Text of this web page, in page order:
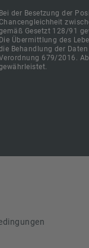
Bei der Besetzung der
Chancengleichheit
Gesetzt 128/91
Die Übermittlung des
Behandlung der
679/2016.